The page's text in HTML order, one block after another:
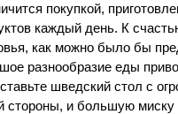
покупкой,
каждый день. К
как можно было бы
разнообразие еды
шведский стол с
стороны, и большую миску